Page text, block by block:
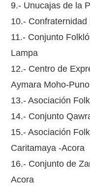
9.- Unucajas de la
10.-
11.- Conjunto
Lampa
12.- Centro de
Aymara Moho-Puno
13.- Asociación
14.- Conjunto
15.- Asociación
Caritamaya -Acora
16.- Conjunto de
Acora